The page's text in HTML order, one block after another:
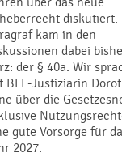
diskutiert.
kam in den
dabei
der § 40a. Wir
BFF-Justiziarin
über die
gute Vorsorge für
2027.